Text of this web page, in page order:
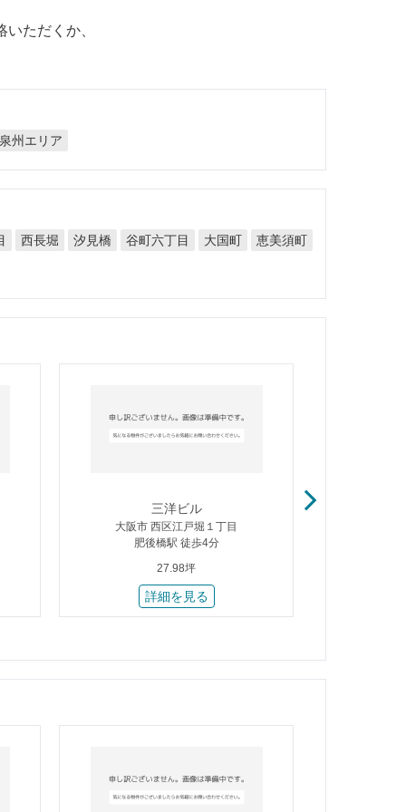
ただくか、
泉州エリア
西長堀 汐見橋 谷町六丁目 大国町 恵美須町
三洋ビル
大阪市 西区江戸堀１丁目
肥後橋駅 徒歩4分
27.98坪
詳細を見る